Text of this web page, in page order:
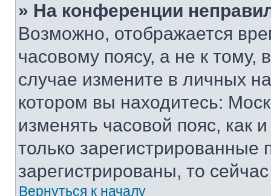
» На конференции
Возможно, отображается
часовому поясу, а не к тому,
случае измените в личных
котором вы находитесь:
изменять часовой пояс, как
только
зарегистрированы, то
Вернуться к началу